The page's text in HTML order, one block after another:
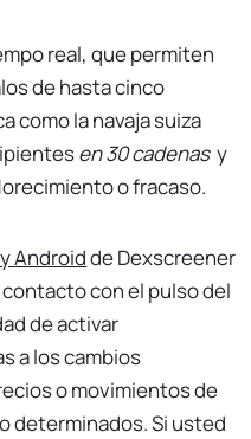
real, que permiten
de hasta cinco
como la navaja suiza
en 30 cadenas y
o fracaso.
Androidde Dexscreener
con el pulso del
de activar
a los cambios
o movimientos de
determinados. Si usted